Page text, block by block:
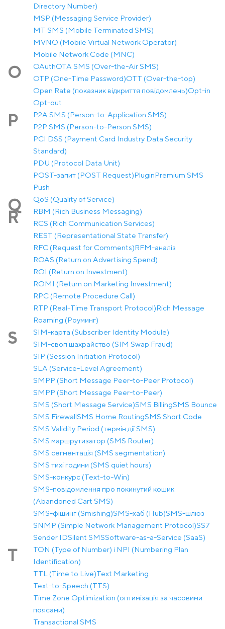
Directory Number)
MSP (Messaging Service Provider)
MT SMS (Mobile Terminated SMS)
MVNO (Mobile Virtual Network Operator)
Mobile Network Code (MNC)
O OAuthOTA SMS (Over-the-Air SMS)
OTP (One-Time Password)OTT (Over-the-top)
Open Rate (показник відкриття повідомлень)Opt-in
Opt-out
P
P2A SMS (Person-to-Application SMS)
P2P SMS (Person-to-Person SMS)
PCI DSS (Payment Card Industry Data Security
Standard)
PDU (Protocol Data Unit)
POST-запит (POST Request)PluginPremium SMS
Push
Q QoS (Quality of Service)
R
RBM (Rich Business Messaging)
RCS (Rich Communication Services)
REST (Representational State Transfer)
RFC (Request for Comments)RFM-аналіз
ROAS (Return on Advertising Spend)
ROI (Return on Investment)
ROMI (Return on Marketing Investment)
RPC (Remote Procedure Call)
RTP (Real-Time Transport Protocol)Rich Message
Roaming (Роуминг)
S
SIM-карта (Subscriber Identity Module)
SIM-своп шахрайство (SIM Swap Fraud)
SIP (Session Initiation Protocol)
SLA (Service-Level Agreement)
SMPP (Short Message Peer-to-Peer Protocol)
SMPP (Short Message Peer-to-Peer)
SMS (Short Message Service)SMS BillingSMS Bounce
SMS FirewallSMS Home RoutingSMS Short Code
SMS Validity Period (термін дії SMS)
SMS маршрутизатор (SMS Router)
SMS сегментація (SMS segmentation)
SMS тихі години (SMS quiet hours)
SMS-конкурс (Text-to-Win)
SMS-повідомлення про покинутий кошик
(Abandoned Cart SMS)
SMS-фішинг (Smishing)SMS-хаб (Hub)SMS-шлюз
SNMP (Simple Network Management Protocol)SS7
Sender IDSilent SMSSoftware-as-a-Service (SaaS)
T
TON (Type of Number) і NPI (Numbering Plan
Identification)
TTL (Time to Live)Text Marketing
Text-to-Speech (TTS)
Time Zone Optimization (оптимізація за часовими
поясами)
Transactional SMS